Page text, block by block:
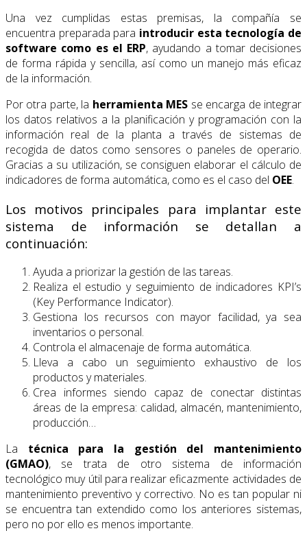
Una vez cumplidas estas premisas, la compañía se
encuentra preparada para introducir esta tecnología de
software como es el ERP, ayudando a tomar decisiones
de forma rápida y sencilla, así como un manejo más eficaz
de la información.
Por otra parte, la herramienta MES se encarga de integrar
los datos relativos a la planificación y programación con la
información real de la planta a través de sistemas de
recogida de datos como sensores o paneles de operario.
Gracias a su utilización, se consiguen elaborar el cálculo de
indicadores de forma automática, como es el caso del OEE.
Los motivos principales para implantar este
sistema de información se detallan a
continuación:
Ayuda a priorizar la gestión de las tareas.
Realiza el estudio y seguimiento de indicadores KPI’s
(Key Performance Indicator).
Gestiona los recursos con mayor facilidad, ya sea
inventarios o personal.
Controla el almacenaje de forma automática.
Lleva a cabo un seguimiento exhaustivo de los
productos y materiales.
Crea informes siendo capaz de conectar distintas
áreas de la empresa: calidad, almacén, mantenimiento,
producción…
La técnica para la
gestión del mantenimiento
(GMAO), se trata de otro sistema de información
tecnológico muy útil para realizar eficazmente actividades de
mantenimiento preventivo y correctivo. No es tan popular ni
se encuentra tan extendido como los anteriores sistemas,
pero no por ello es menos importante.